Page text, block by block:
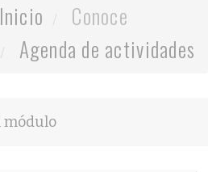
Inicio
Conoce
Agenda de actividades